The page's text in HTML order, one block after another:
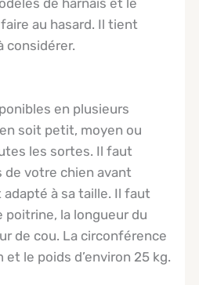
au hasard. Il tient
considérer.
en plusieurs
soit petit, moyen ou
les sortes. Il faut
de votre chien avant
adapté à sa taille. Il faut
poitrine, la longueur du
de cou. La circonférence
le poids d’environ 25 kg.